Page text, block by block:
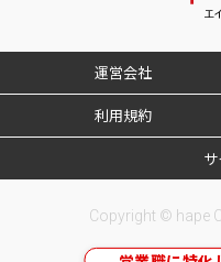
運営会社
利用規約
Copyright © hape